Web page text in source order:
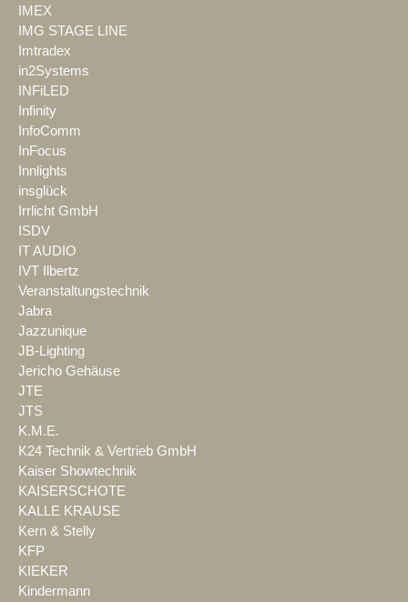
IMEX
IMG STAGE LINE
Imtradex
in2Systems
INFiLED
Infinity
InfoComm
InFocus
Innlights
insglück
Irrlicht GmbH
ISDV
IT AUDIO
IVT Ilbertz
Veranstaltungstechnik
Jabra
Jazzunique
JB-Lighting
Jericho Gehäuse
JTE
JTS
K.M.E.
K24 Technik & Vertrieb GmbH
Kaiser Showtechnik
KAISERSCHOTE
KALLE KRAUSE
Kern & Stelly
KFP
KIEKER
Kindermann